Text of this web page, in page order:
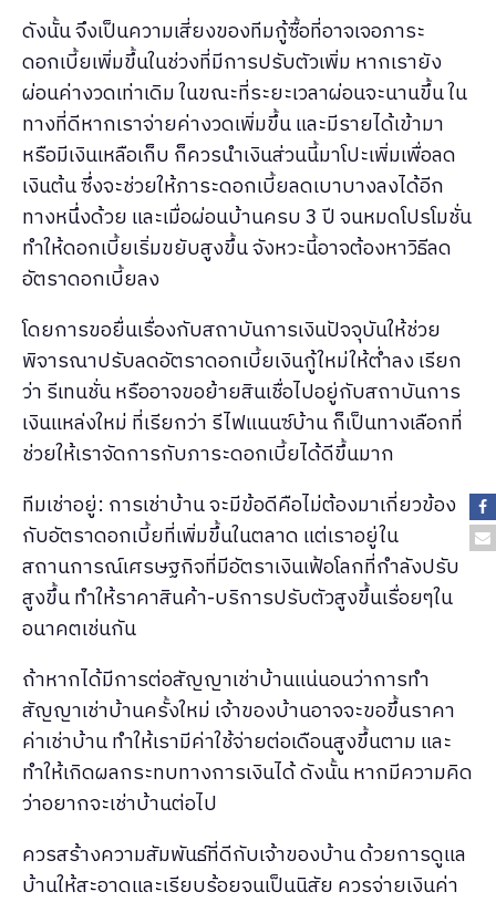
ดังนั้น จึงเป็นความเสี่ยงของทีมกู้ซื้อที่อาจเจอภาระ
ดอกเบี้ยเพิ่มขึ้นในช่วงที่มีการปรับตัวเพิ่ม หากเรายัง
ผ่อนค่างวดเท่าเดิม ในขณะที่ระยะเวลาผ่อนจะนานขึ้น ใน
ทางที่ดีหากเราจ่ายค่างวดเพิ่มขึ้น และมีรายได้เข้ามา
หรือมีเงินเหลือเก็บ ก็ควรนำเงินส่วนนี้มาโปะเพิ่มเพื่อลด
เงินต้น ซึ่งจะช่วยให้ภาระดอกเบี้ยลดเบาบางลงได้อีก
ทางหนึ่งด้วย และเมื่อผ่อนบ้านครบ 3 ปี จนหมดโปรโมชั่น
ทำให้ดอกเบี้ยเริ่มขยับสูงขึ้น จังหวะนี้อาจต้องหาวิธีลด
อัตราดอกเบี้ยลง
โดยการขอยื่นเรื่องกับสถาบันการเงินปัจจุบันให้ช่วย
พิจารณาปรับลดอัตราดอกเบี้ยเงินกู้ใหม่ให้ต่ำลง เรียก
ว่า รีเทนชั่น หรืออาจขอย้ายสินเชื่อไปอยู่กับสถาบันการ
เงินแหล่งใหม่ ที่เรียกว่า รีไฟแนนซ์บ้าน ก็เป็นทางเลือกที่
ช่วยให้เราจัดการกับภาระดอกเบี้ยได้ดีขึ้นมาก
ทีมเช่าอยู่: การเช่าบ้าน จะมีข้อดีคือไม่ต้องมาเกี่ยวข้อง
กับอัตราดอกเบี้ยที่เพิ่มขึ้นในตลาด แต่เราอยู่ใน
สถานการณ์เศรษฐกิจที่มีอัตราเงินเฟ้อโลกที่กำลังปรับ
สูงขึ้น ทำให้ราคาสินค้า-บริการปรับตัวสูงขึ้นเรื่อยๆใน
อนาคตเช่นกัน
ถ้าหากได้มีการต่อสัญญาเช่าบ้านแน่นอนว่าการทำ
สัญญาเช่าบ้านครั้งใหม่ เจ้าของบ้านอาจจะขอขึ้นราคา
ค่าเช่าบ้าน ทำให้เรามีค่าใช้จ่ายต่อเดือนสูงขึ้นตาม และ
ทำให้เกิดผลกระทบทางการเงินได้ ดังนั้น หากมีความคิด
ว่าอยากจะเช่าบ้านต่อไป
ควรสร้างความสัมพันธ์ที่ดีกับเจ้าของบ้าน ด้วยการดูแล
บ้านให้สะอาดและเรียบร้อยจนเป็นนิสัย ควรจ่ายเงินค่า